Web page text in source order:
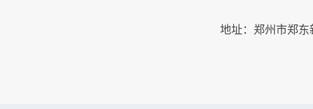
地址：郑州市郑